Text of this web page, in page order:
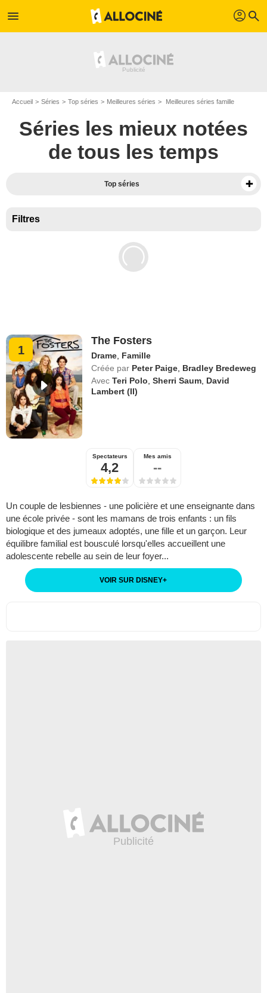
menu profil search
Accueil Séries Top séries Meilleures séries Meilleures séries famille
Séries les mieux notées
de tous les temps
Top séries
Filtres
1
The Fosters
Drame Famille
Créée par Peter Paige Bradley Bredeweg
Avec Teri Polo ,Sherri Saum David
Lambert (II)
Spectateurs
4,2
Mes amis
--
Un couple de lesbiennes - une policière et une enseignante dans
une école privée - sont les mamans de trois enfants : un fils
biologique et des jumeaux adoptés, une fille et un garçon. Leur
équilibre familial est bousculé lorsqu'elles accueillent une
adolescente rebelle au sein de leur foyer...
VOIR SUR DISNEY+